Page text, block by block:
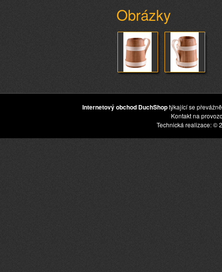
Obrázky
Internetový obchod DuchShoptýkající se
Kontakt na
Technická realizace: ©